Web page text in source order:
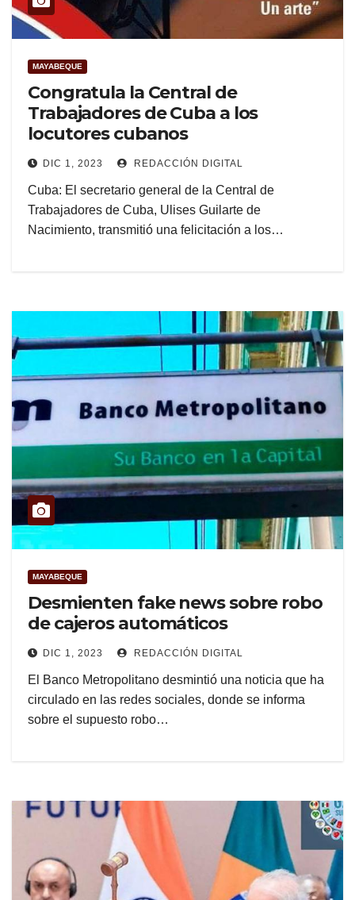
MAYABEQUE
Congratula la Central de
Trabajadores de Cuba a los
locutores cubanos
DIC 1, 2023 REDACCIÓN DIGITAL
Cuba: El secretario general de la Central de
Trabajadores de Cuba, Ulises Guilarte de
Nacimiento, transmitió una felicitación a los…
MAYABEQUE
Desmienten fake news sobre robo
de cajeros automáticos
DIC 1, 2023 REDACCIÓN DIGITAL
El Banco Metropolitano desmintió una noticia que ha
circulado en las redes sociales, donde se informa
sobre el supuesto robo…